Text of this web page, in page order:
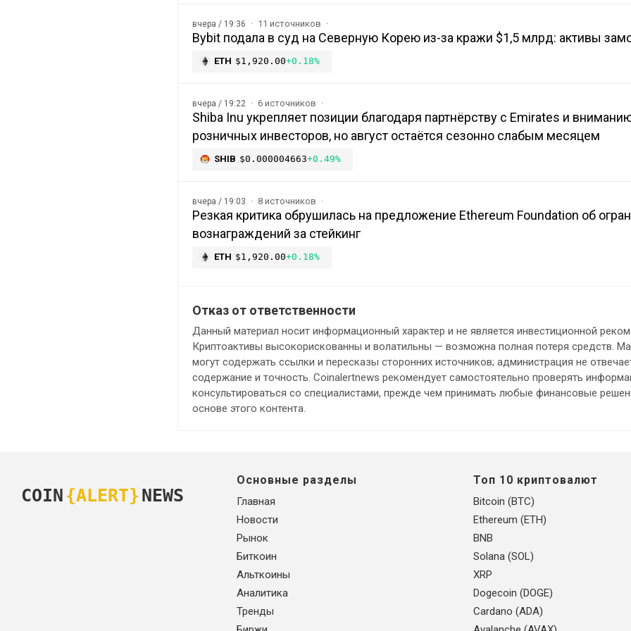
вчера / 19:36 11 источников
Bybit подала в суд на Северную Корею из-за кражи $1,5 млрд: активы
ETH $1,920.00+0.18%
вчера / 19:22 6 источников
Shiba Inu укрепляет позиции благодаря партнёрству с Emirates и
розничных инвесторов, но август остаётся сезонно слабым месяцем
SHIB $0.000004663+0.49%
вчера / 19:03 8 источников
Резкая критика обрушилась на предложение Ethereum Foundation об
вознаграждений за стейкинг
ETH $1,920.00+0.18%
Отказ от ответственности
Данный материал носит информационный характер и не является инвестиционной
Криптоактивы высокорискованны и волатильны — возможна полная потеря средств.
могут содержать ссылки и пересказы сторонних источников; администрация не
содержание и точность. Coinalertnews рекомендует самостоятельно проверять
консультироваться со специалистами, прежде чем принимать любые финансовые
основе этого контента.
COIN {ALERT} NEWS
Основные разделы
Главная
Новости
Рынок
Биткоин
Альткоины
Аналитика
Тренды
Топ 10 криптовалют
Bitcoin (BTC)
Ethereum (ETH)
BNB
Solana (SOL)
XRP
Dogecoin (DOGE)
Cardano (ADA)